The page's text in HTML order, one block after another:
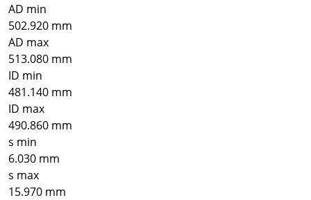
AD min
502.920 mm
AD max
513.080 mm
ID min
481.140 mm
ID max
490.860 mm
s min
6.030 mm
s max
15.970 mm